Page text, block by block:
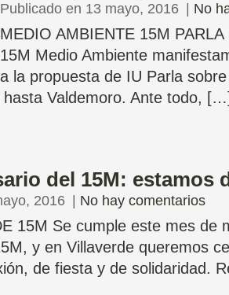
Publicado en 13 mayo, 2016 No
MEDIO AMBIENTE 15M
15M Medio Ambiente
a la propuesta de IU Parla
Valdemoro. Ante todo,
del 15M: estamos
2016 No hay comentarios
15M Se cumple este mes de
y en Villaverde queremos
de fiesta y de solidaridad.